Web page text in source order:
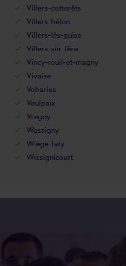
Villers-cotterêts
Villers-hélon
Villers-lès-guise
Villers-sur-fère
Vincy-reuil-et-magny
Vivaise
Voharies
Voulpaix
Vregny
Wassigny
Wiège-faty
Wissignicourt